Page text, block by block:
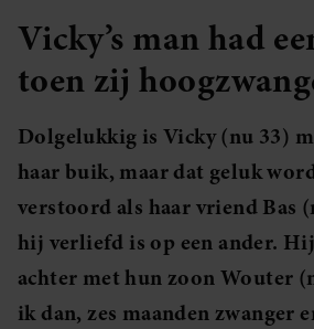
Vicky’s man had
toen zij
Dolgelukkig is Vicky (nu 33)
haar buik, maar dat geluk
verstoord als haar vriend Bas
hij verliefd is op een ander.
achter met hun zoon Wouter
ik dan, zes maanden zwanger